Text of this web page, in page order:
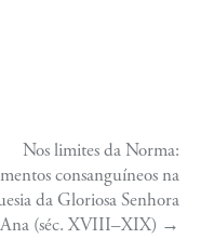
Nos limites da Norma:
consanguíneos na
da Gloriosa Senhora
(séc. XVIII–XIX) →